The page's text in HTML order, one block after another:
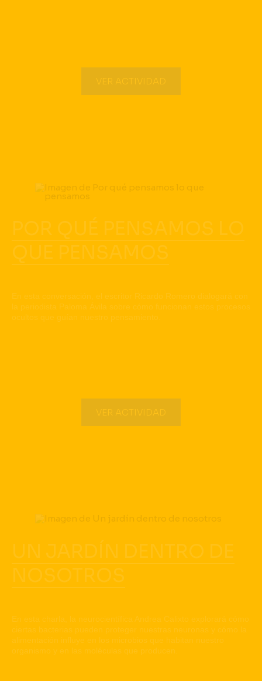
VER ACTIVIDAD
POR QUÉ PENSAMOS LO
QUE PENSAMOS
En esta conversación, el escritor Ricardo Romero dialogará con
la periodista Paloma Ávila sobre cómo funcionan estos procesos
ocultos que guían nuestro pensamiento.
VER ACTIVIDAD
UN JARDÍN DENTRO DE
NOSOTROS
En esta charla, la neurocientífica Andrea Calixto explorará cómo
ciertas bacterias pueden proteger nuestras neuronas y cómo la
alimentación influye en los microbios que habitan nuestro
organismo y en las moléculas que producen.